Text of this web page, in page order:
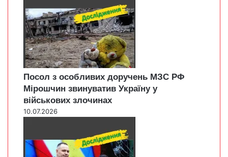
Посол з особливих доручень МЗС РФ
Мірошчин звинуватив Україну у
військових злочинах
10.07.2026